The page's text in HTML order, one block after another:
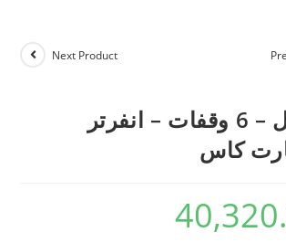
Next Product
لوحة كنترول – 6 وقفات – انفرتر
كاس